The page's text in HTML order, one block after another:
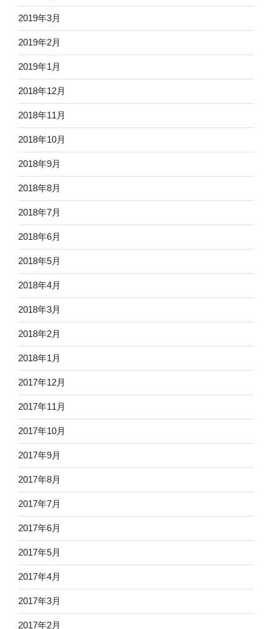
2019年3月
2019年2月
2019年1月
2018年12月
2018年11月
2018年10月
2018年9月
2018年8月
2018年7月
2018年6月
2018年5月
2018年4月
2018年3月
2018年2月
2018年1月
2017年12月
2017年11月
2017年10月
2017年9月
2017年8月
2017年7月
2017年6月
2017年5月
2017年4月
2017年3月
2017年2月